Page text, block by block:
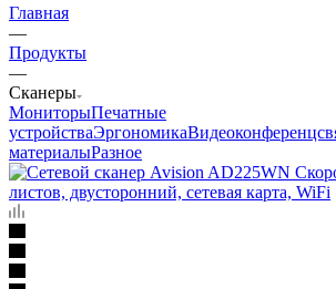
Главная
—
Продукты
—
Сканеры
МониторыПечатные
устройстваЭргономика
материалыРазное